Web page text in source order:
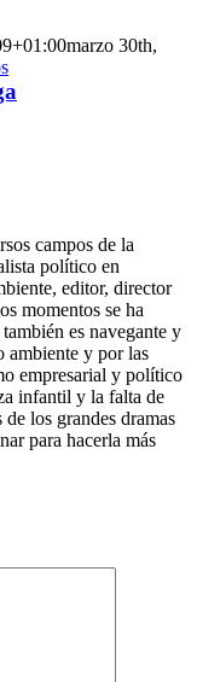
marzo 30th,
campos de la
político en
editor, director
momentos se ha
es navegante y
ambiente y por las
empresarial y político
infantil y la falta de
los grandes dramas
para hacerla más